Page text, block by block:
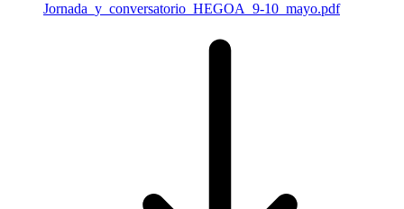
Jornada_y_conversatorio_HEGOA_9-10_mayo.pdf